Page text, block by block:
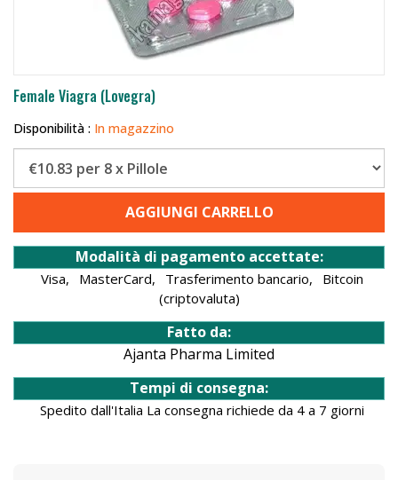
Female Viagra (Lovegra)
Disponibilità : In magazzino
AGGIUNGI CARRELLO
Modalità di pagamento accettate:
Visa, MasterCard, Trasferimento bancario,
Bitcoin
(criptovaluta)
Fatto da:
Ajanta Pharma Limited
Tempi di consegna:
Spedito dall'Italia La consegna richiede da 4 a 7 giorni